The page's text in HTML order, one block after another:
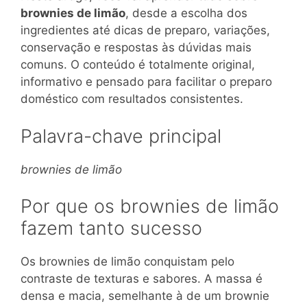
brownies de limão, desde a escolha dos
ingredientes até dicas de preparo, variações,
conservação e respostas às dúvidas mais
comuns. O conteúdo é totalmente original,
informativo e pensado para facilitar o preparo
doméstico com resultados consistentes.
Palavra-chave principal
brownies de limão
Por que os brownies de limão
fazem tanto sucesso
Os brownies de limão conquistam pelo
contraste de texturas e sabores. A massa é
densa e macia, semelhante à de um brownie